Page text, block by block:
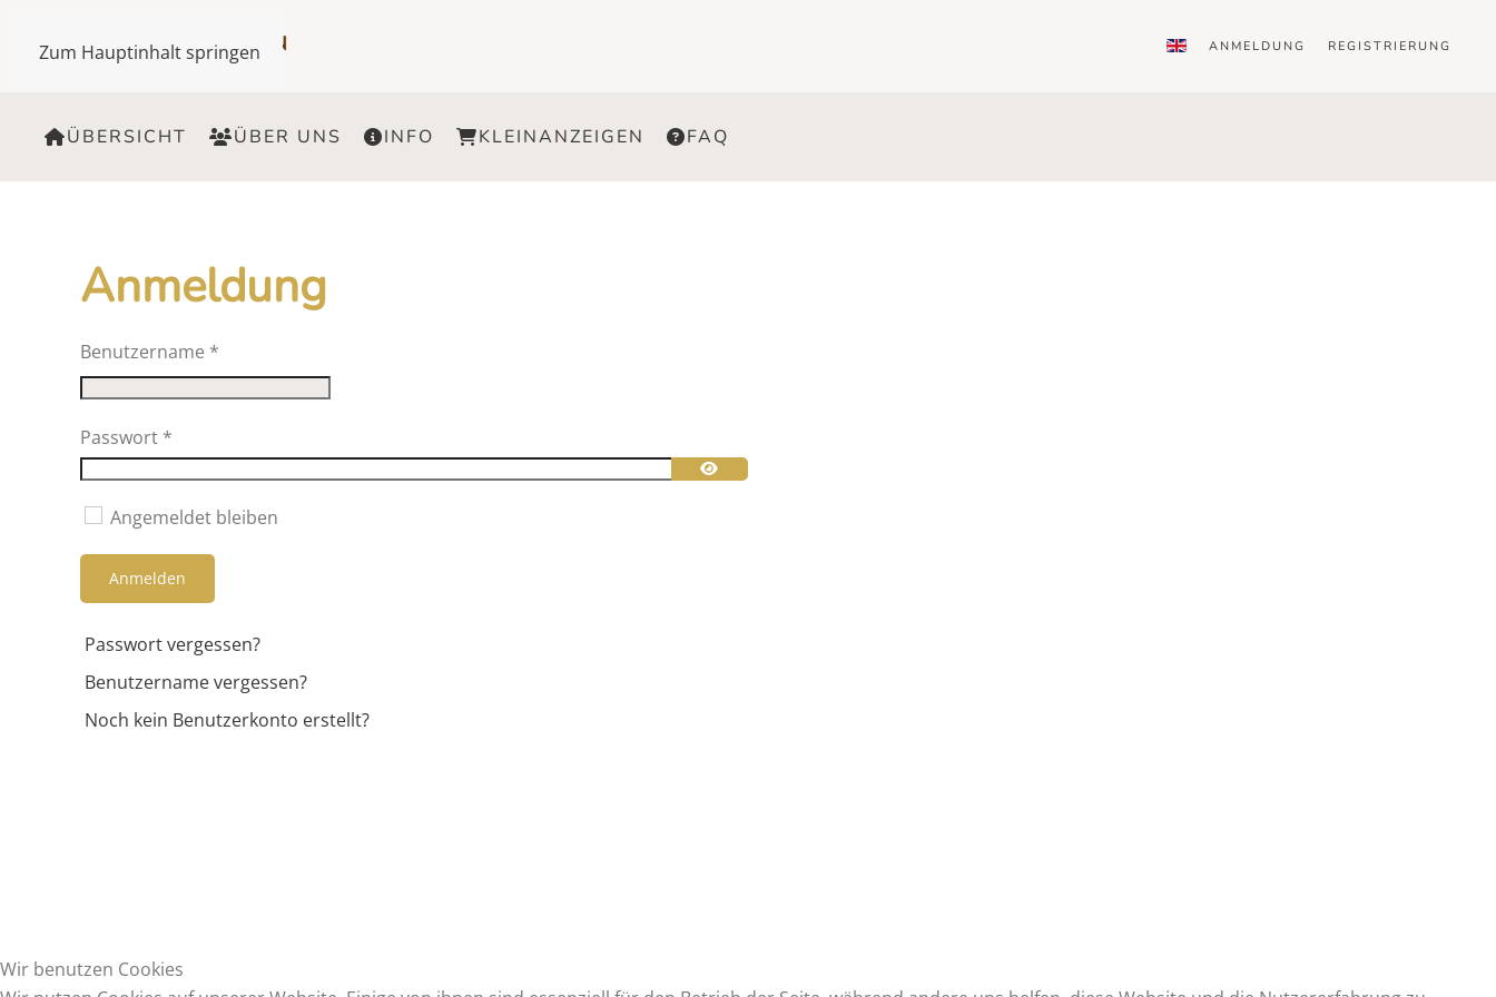
Zum Hauptinhalt springen ANMELDUNG REGISTRIERUNG
ÜBERSICHT ÜBER UNS INFO KLEINANZEIGEN FAQ
Anmeldung
Benutzername *
Passwort *
Passwort anzeigen
Angemeldet bleiben
Anmelden
Passwort vergessen?
Benutzername vergessen?
Noch kein Benutzerkonto erstellt?
Wir benutzen Cookies